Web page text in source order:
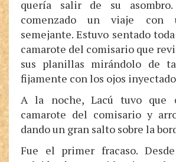
quería salir de su asombro.
comenzado un viaje con
semejante. Estuvo sentado
camarote del comisario que
sus planillas mirándolo de
fijamente con los ojos
A la noche, Lacú tuvo que
camarote del comisario y
dando un gran salto sobre la
Fue el primer fracaso.